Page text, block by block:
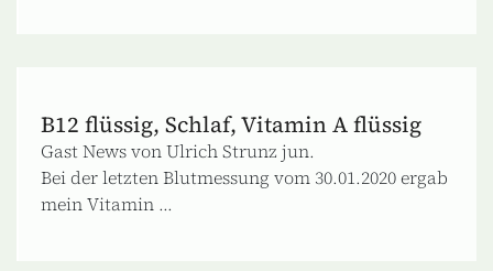
B12 flüssig, Schlaf, Vitamin A flüssig
Gast News von Ulrich Strunz jun.
Bei der letzten Blutmessung vom 30.01.2020 ergab
mein Vitamin ...